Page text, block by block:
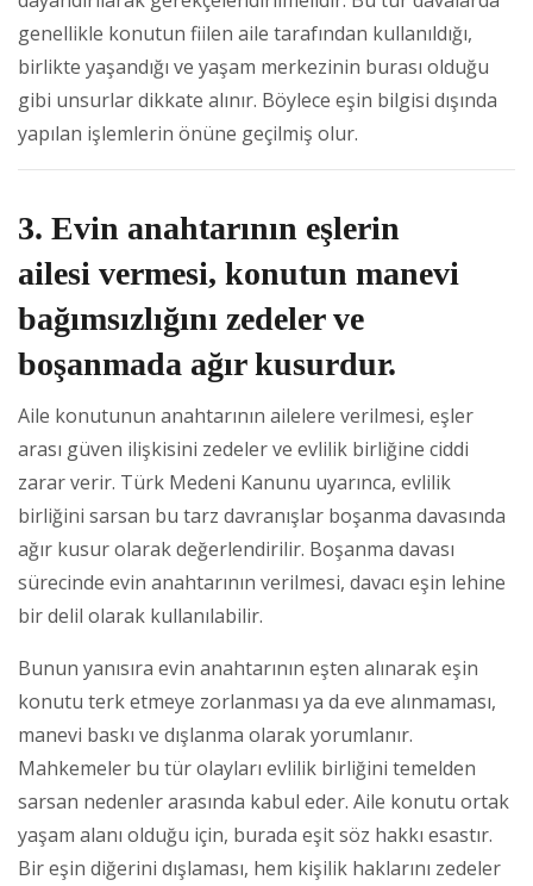
genellikle konutun fiilen aile tarafından kullanıldığı,
birlikte yaşandığı ve yaşam merkezinin burası olduğu
gibi unsurlar dikkate alınır. Böylece eşin bilgisi dışında
yapılan işlemlerin önüne geçilmiş olur.
3. Evin anahtarının eşlerin
ailesi vermesi, konutun manevi
bağımsızlığını zedeler ve
boşanmada ağır kusurdur.
Aile konutunun anahtarının ailelere verilmesi, eşler
arası güven ilişkisini zedeler ve evlilik birliğine ciddi
zarar verir. Türk Medeni Kanunu uyarınca, evlilik
birliğini sarsan bu tarz davranışlar boşanma davasında
ağır kusur olarak değerlendirilir. Boşanma davası
sürecinde evin anahtarının verilmesi, davacı eşin lehine
bir delil olarak kullanılabilir.
Bunun yanısıra evin anahtarının eşten alınarak eşin
konutu terk etmeye zorlanması ya da eve alınmaması,
manevi baskı ve dışlanma olarak yorumlanır.
Mahkemeler bu tür olayları evlilik birliğini temelden
sarsan nedenler arasında kabul eder. Aile konutu ortak
yaşam alanı olduğu için, burada eşit söz hakkı esastır.
Bir eşin diğerini dışlaması, hem kişilik haklarını zedeler